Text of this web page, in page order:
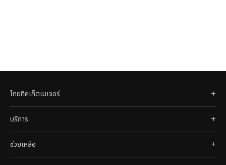
ไทยทิคเก็ตเมเจอร์
บริการ
ช่วยเหลือ